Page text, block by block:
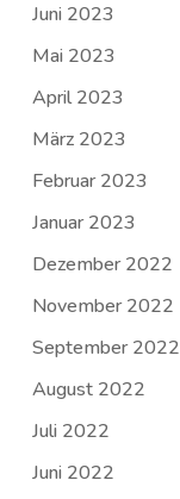
Juni 2023
Mai 2023
April 2023
März 2023
Februar 2023
Januar 2023
Dezember 2022
November 2022
September 2022
August 2022
Juli 2022
Juni 2022